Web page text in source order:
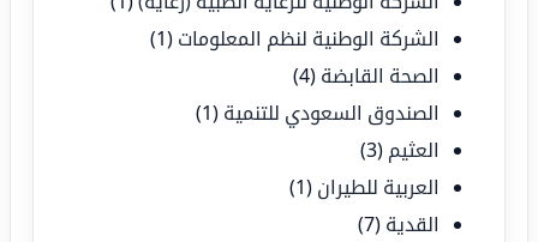
الشركة الوطنية لنظم المعلومات (1)
الصحة القابضة (4)
الصندوق السعودي للتنمية (1)
العثيم (3)
العربية للطيران (1)
القدية (7)